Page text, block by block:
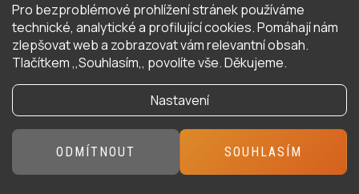
Pro bezproblémové prohlížení stránek používáme
technické, analytické a profilující cookies. Pomáhají nám
zlepšovat web a zobrazovat vám relevantní obsah.
Tlačítkem ,,Souhlasím,, povolíte vše. Děkujeme.
Nastavení
ODMÍTNOUT SOUHLASÍM
Odesláním potvrzuji, že jsem se seznámil/a se zásadami
ochrany osobních údajů. Úplné znění naleznetezde
PŘIHLÁSIT SE
Vytvořil Shoptet
Copyright 2026Hyper Hobby . Všechna práva vyhrazena.